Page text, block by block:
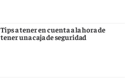
Tips a tener en cuenta a la hora de
tener una caja de seguridad